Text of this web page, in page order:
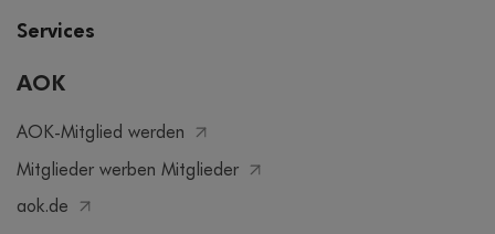
Services
AOK
AOK-Mitglied werden
Mitglieder werben Mitglieder
aok.de